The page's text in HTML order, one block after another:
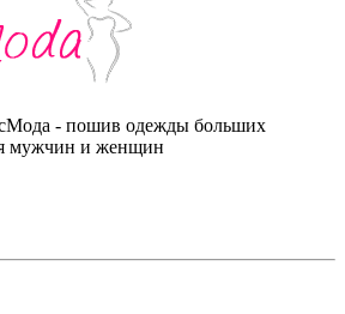
- пошив одежды больших
мужчин и женщин